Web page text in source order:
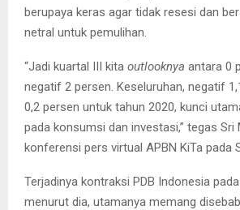
berupaya keras agar tidak resesi dan
netral untuk pemulihan.
“Jadi kuartal III kita outlooknya antara 0
negatif 2 persen. Keseluruhan, negatif
0,2 persen untuk tahun 2020, kunci
pada konsumsi dan investasi,” tegas Sri
konferensi pers virtual APBN KiTa pada
Terjadinya kontraksi PDB Indonesia
menurut dia, utamanya memang